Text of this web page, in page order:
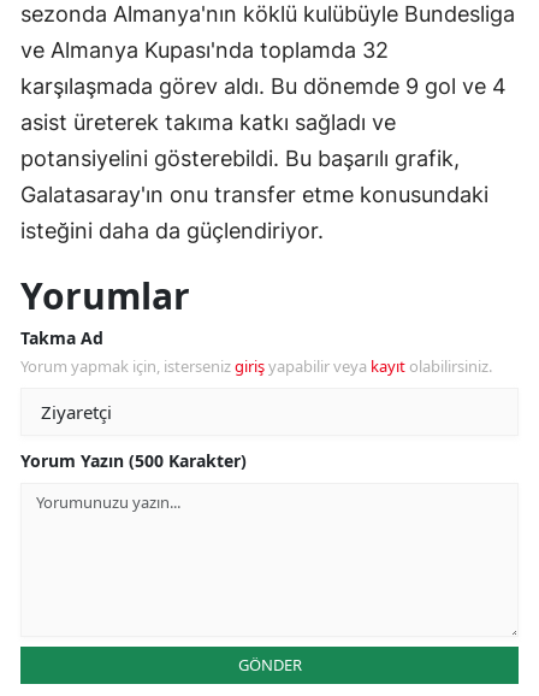
sezonda Almanya'nın köklü kulübüyle Bundesliga
ve Almanya Kupası'nda toplamda 32
karşılaşmada görev aldı. Bu dönemde 9 gol ve 4
asist üreterek takıma katkı sağladı ve
potansiyelini gösterebildi. Bu başarılı grafik,
Galatasaray'ın onu transfer etme konusundaki
isteğini daha da güçlendiriyor.
Yorumlar
Takma Ad
Yorum yapmak için, istersenizgirişyapabilir veya kayıt olabilirsiniz.
Yorum Yazın (500 Karakter)
GÖNDER